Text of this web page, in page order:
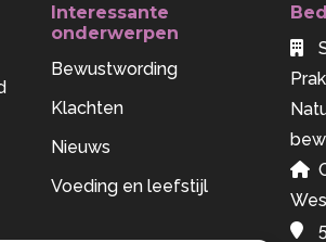
Interessante
onderwerpen
Bewustwording
Klachten
Nieuws
Voeding en leefstijl